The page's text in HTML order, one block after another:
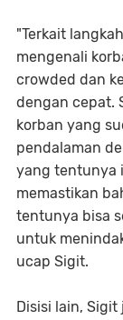
"Terkait
mengenali
crowded dan
dengan cepat.
korban yang
pendalaman
yang tentunya
memastikan
tentunya bisa
untuk
ucap Sigit.
Disisi lain,